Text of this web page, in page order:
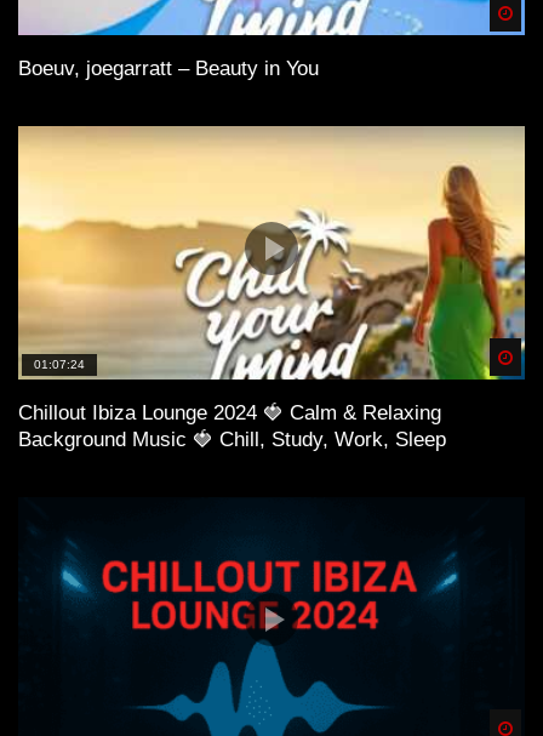
Boeuv, joegarratt – Beauty in You
01:07:24
Chillout Ibiza Lounge 2024 🍓 Calm & Relaxing
Background Music 🍓 Chill, Study, Work, Sleep